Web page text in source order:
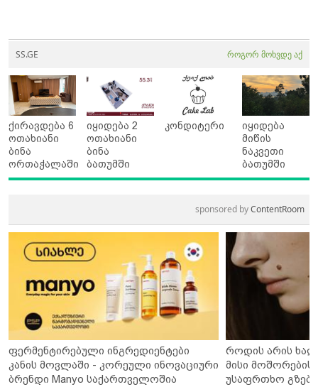
SS.GE როგორ მოხვდე აქ
ქირავდება 6
ოთახიანი
ბინა
ორთაჭალაში
იყიდება 2
ოთახიანი
ბინა
ბათუმში
კონდიტერი
იყიდება
მიწის
ნაკვეთი
ბათუმში
sponsored byContentRoom
ფერმენტირებული ინგრედიენტები
კანის მოვლაში - კორეული ინოვაციური
ბრენდი Manyo საქართველოშია
როდის არის
მისი მოშორების
უსაფრთხო გზები